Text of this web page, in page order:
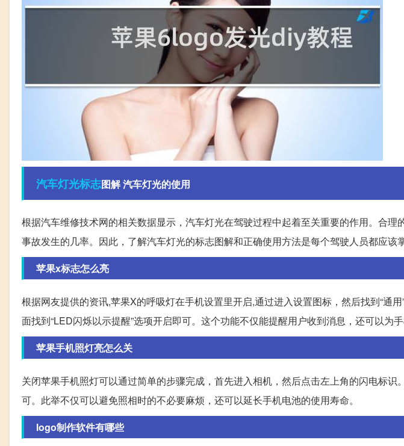
汽车灯光标志图解 汽车灯光的使用
根据汽车维修技术网的相关数据显示，汽车灯光在驾驶过程中起着至关重要的作用。合
事故发生的几率。因此，了解汽车灯光的标志图解和正确使用方法是每个驾驶人员都应该
苹果x标志怎么亮
根据网友提供的资讯,苹果X的呼吸灯在手机设置里开启,通过进入设置图标，然后找到“通
面找到“LED闪烁以示提醒”选项开启即可。这个功能不仅能提醒用户收到消息，还可以为手
苹果手机照灯亮怎么关
关闭苹果手机照灯可以通过简单的步骤完成，首先进入相机，然后点击左上角的闪电标识
可。此举不仅可以避免照相时的不必要麻烦，还可以延长手机电池的使用寿命。
logo制作软件有哪些